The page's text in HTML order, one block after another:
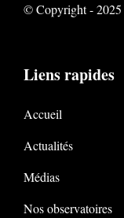
© Copyright - 2025
Liens rapides
Accueil
Actualités
Médias
Nos observatoires